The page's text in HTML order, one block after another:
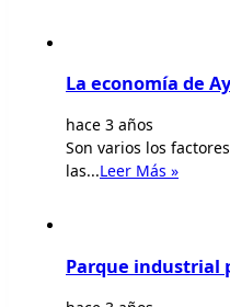
La economía de
hace 3 años
Son varios los
las...Leer Más »
Parque industrial